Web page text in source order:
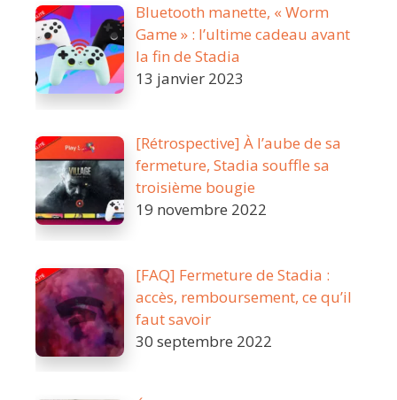
Bluetooth manette, « Worm
Game » : l’ultime cadeau avant
la fin de Stadia
13 janvier 2023
[Rétrospective] À l’aube de sa
fermeture, Stadia souffle sa
troisième bougie
19 novembre 2022
[FAQ] Fermeture de Stadia :
accès, remboursement, ce qu’il
faut savoir
30 septembre 2022